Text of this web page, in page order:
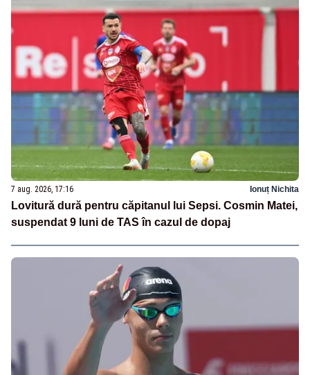
7 aug. 2026, 17:16 Ionuț Nichita
Lovitură dură pentru căpitanul lui Sepsi. Cosmin Matei,
suspendat 9 luni de TAS în cazul de dopaj